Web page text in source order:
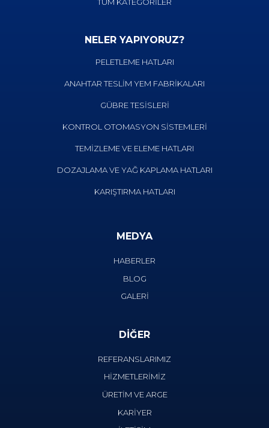
NELER YAPIYORUZ?
PELETLEME HATLARI
ANAHTAR TESLİM YEM FABRİKALARI
GÜBRE TESİSLERİ
KONTROL OTOMASYON SİSTEMLERİ
TEMİZLEME VE ELEME HATLARI
DOZAJLAMA VE YAĞ KAPLAMA HATLARI
KARIŞTIRMA HATLARI
MEDYA
HABERLER
BLOG
GALERİ
DİĞER
REFERANSLARIMIZ
HİZMETLERİMİZ
ÜRETİM VE ARGE
KARİYER